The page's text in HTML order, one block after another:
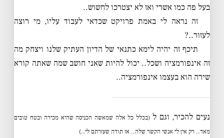
בעל פה כמו אשרי ואז לא יצטרכו לחשוש..
זה נראה לי באמת פרויקט שכדאי לעבוד עליו, מי רוצה
לעזור..?
תיכף זה יהיה לימא כתנאי של הדיון העתיק שלנו ויצחק מה
זה אינפורמציה ושכל.. יכול להיות שאני חושב שמה שאתה קורא
שירה הוא בעצמו אינפורמציה..
נעים להכיר, וגם ל(בכלל כל אלה שמאשה הכניסה שהיא מכירה ובטח טובים
מאד.. רק אין לי אנשי הקשר שלה.. אז תודה שעזרתם לי..)